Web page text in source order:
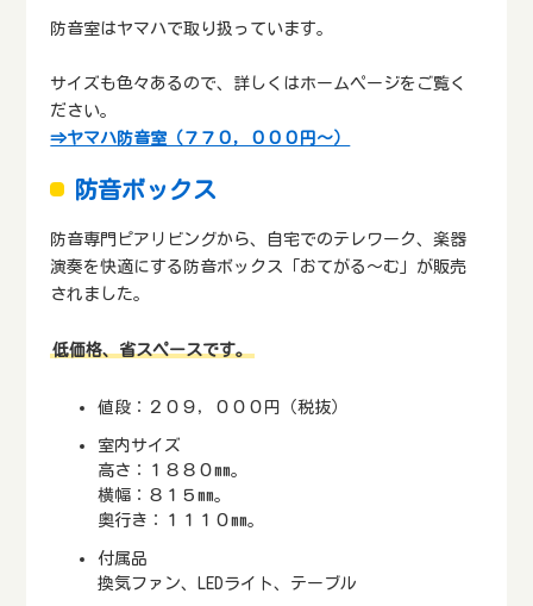
防音室はヤマハで取り扱っています。
サイズも色々あるので、詳しくはホームページをご覧く
ださい。
⇒ヤマハ防音室（７７０，０００円～）
防音ボックス
防音専門ピアリビングから、自宅でのテレワーク、楽器
演奏を快適にする防音ボックス「おてがる～む」が販売
されました。
低価格、省スペースです。
値段：２０９，０００円（税抜）
室内サイズ
高さ：１８８０mm。
横幅：８１５mm。
奥行き：１１１０mm。
付属品
換気ファン、LEDライト、テーブル